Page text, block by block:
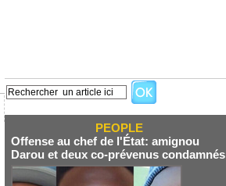
PEOPLE
Offense au chef de l'État: amignou
Darou et deux co-prévenus condamnés